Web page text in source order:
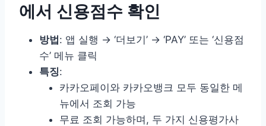
에서 신용점수 확인
방법: 앱 실행 → ‘더보기’ → ‘PAY’ 또는 ‘신용점
수’ 메뉴 클릭
특징:
카카오페이와 카카오뱅크 모두 동일한 메
뉴에서 조회 가능
무료 조회 가능하며, 두 가지 신용평가사